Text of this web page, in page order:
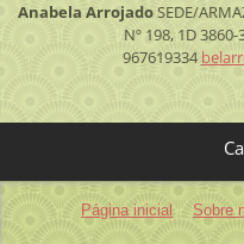
Anabela ArrojadoSEDE/
Nº 198, 1D3860-
967619334
Página inicial Sobre